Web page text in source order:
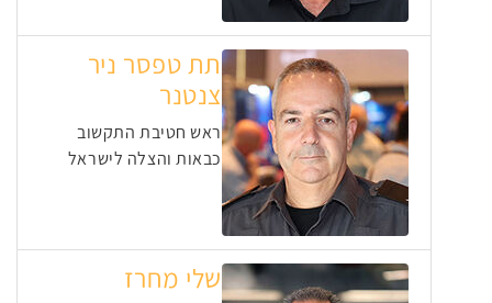
תת טפסר ניר
צנטנר
ראש חטיבת התקשוב
כבאות והצלה לישראל
שלי מחרז